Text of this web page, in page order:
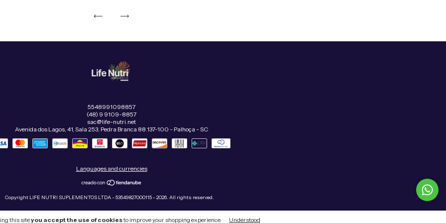
this siteyou accept the use of cookiesto improve your shopping experience. Understood
5548991098857
(48) 9 9109-8857
sac@life-nutri.net
Avenida dos Lagos, 41, Sala 253, Pedra Branca 88.137-100 - Palhoça - SC
Languages and currencies
Copyright LIFE NUTRI SUPLEMENTOS LTDA - 53549827000115 - 2026. All rights reserved.